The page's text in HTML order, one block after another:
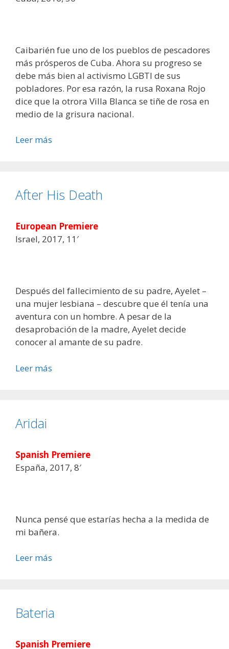
Caibarién fue uno de los pueblos de pescadores
más prósperos de Cuba. Ahora su progreso se
debe más bien al activismo LGBTI de sus
pobladores. Por esa razón, la rusa Roxana Rojo
dice que la otrora Villa Blanca se tiñe de rosa en
medio de la grisura nacional.
Leer más
After His Death
European Premiere
Israel, 2017, 11′
Después del fallecimiento de su padre, Ayelet –
una mujer lesbiana – descubre que él tenía una
aventura con un hombre. A pesar de la
desaprobación de la madre, Ayelet decide
conocer al amante de su padre.
Leer más
Aridai
Spanish Premiere
España, 2017, 8′
Nunca pensé que estarías hecha a la medida de
mi bañera.
Leer más
Bateria
Spanish Premiere